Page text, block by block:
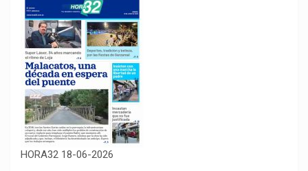
HORA32 18-06-2026